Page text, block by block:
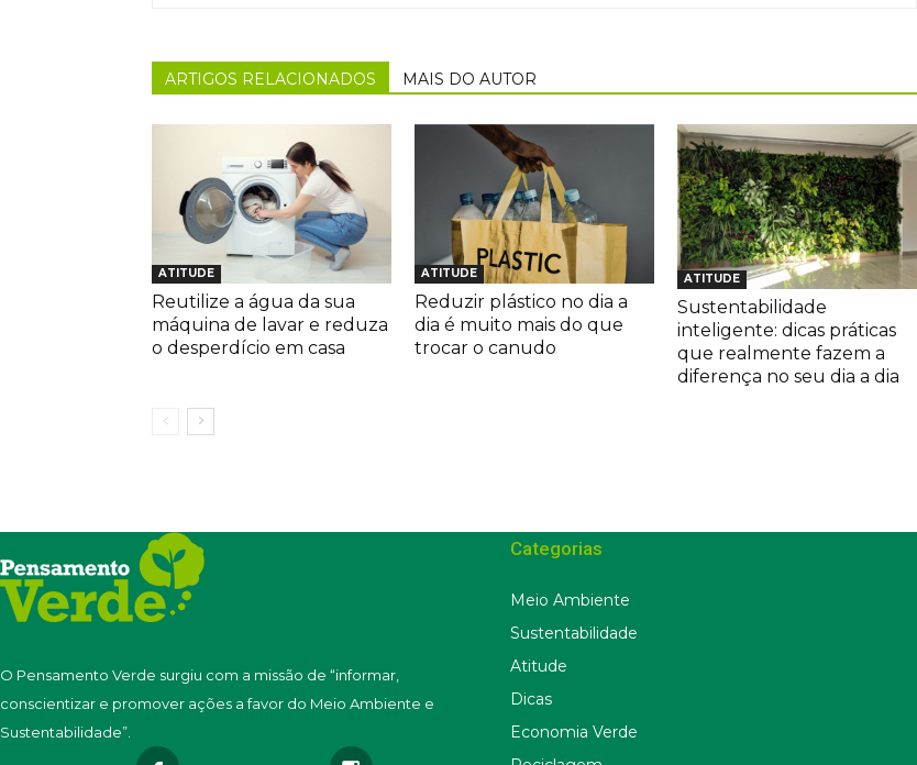
ARTIGOS RELACIONADOS MAIS DO AUTOR
ATITUDE
Reutilize a água da sua
máquina de lavar e reduza
o desperdício em casa
ATITUDE
Reduzir plástico no dia a
dia é muito mais do que
trocar o canudo
ATITUDE
Sustentabilidade
inteligente: dicas práticas
que realmente fazem a
diferença no seu dia a dia
O Pensamento Verde surgiu com a missão de “informar,
conscientizar e promover ações a favor do Meio Ambiente e
Sustentabilidade”.
Categorias
Meio Ambiente
Sustentabilidade
Atitude
Dicas
Economia Verde